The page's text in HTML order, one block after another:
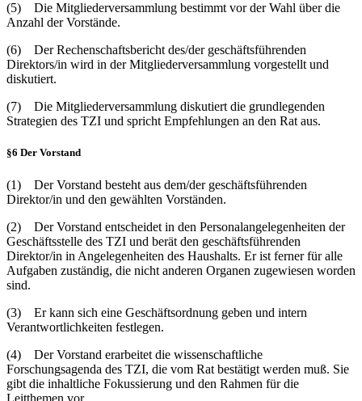
(5) Die Mitgliederversammlung bestimmt vor der Wahl über die
Anzahl der Vorstände.
(6) Der Rechenschaftsbericht des/der geschäftsführenden
Direktors/in wird in der Mitgliederversammlung vorgestellt und
diskutiert.
(7) Die Mitgliederversammlung diskutiert die grundlegenden
Strategien des TZI und spricht Empfehlungen an den Rat aus.
§6 Der Vorstand
(1) Der Vorstand besteht aus dem/der geschäftsführenden
Direktor/in und den gewählten Vorständen.
(2) Der Vorstand entscheidet in den Personalangelegenheiten der
Geschäftsstelle des TZI und berät den geschäftsführenden
Direktor/in in Angelegenheiten des Haushalts. Er ist ferner für alle
Aufgaben zuständig, die nicht anderen Organen zugewiesen worden
sind.
(3) Er kann sich eine Geschäftsordnung geben und intern
Verantwortlichkeiten festlegen.
(4) Der Vorstand erarbeitet die wissenschaftliche
Forschungsagenda des TZI, die vom Rat bestätigt werden muß. Sie
gibt die inhaltliche Fokussierung und den Rahmen für die
Leitthemen vor.